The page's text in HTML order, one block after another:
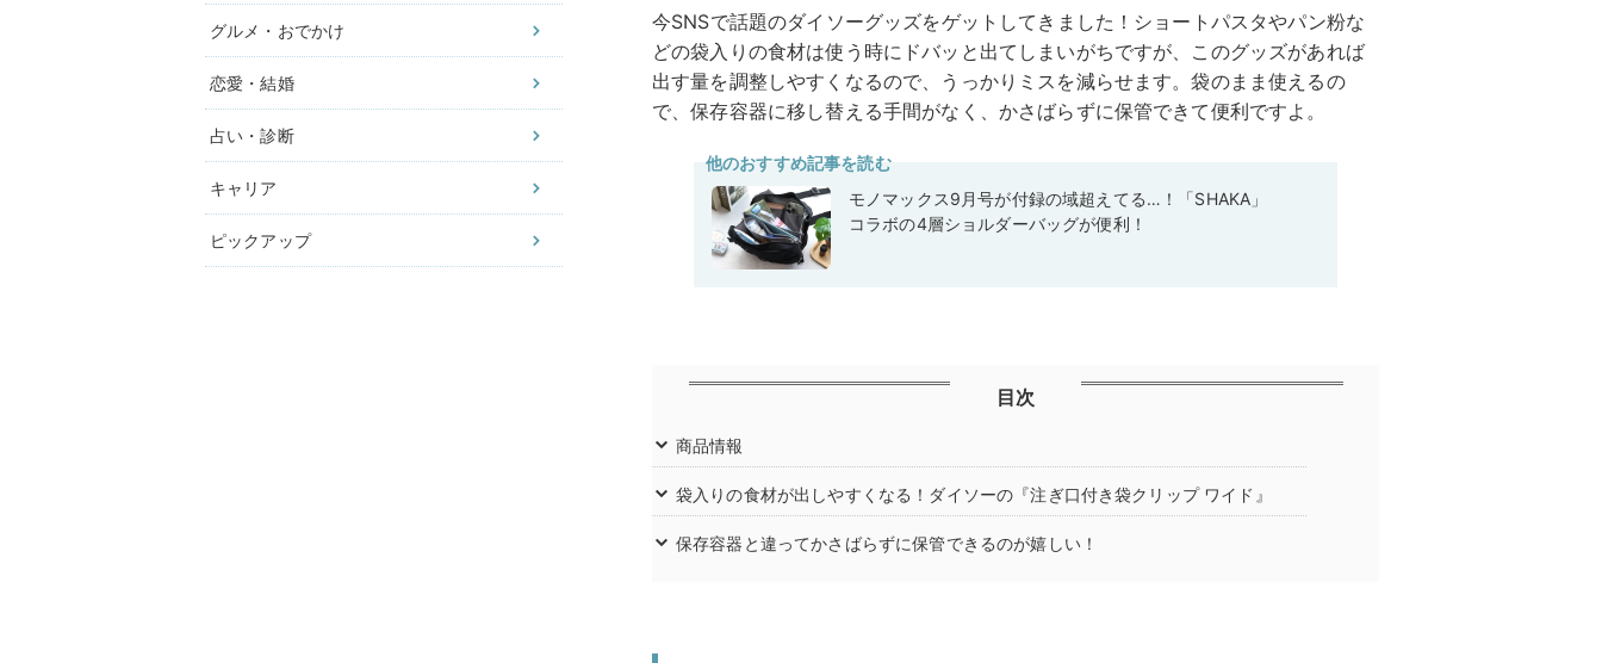
グルメ・おでかけ
恋愛・結婚
占い・診断
キャリア
ピックアップ
今SNSで話題のダイソーグッズをゲットしてきました！ショートパスタやパン粉な
どの袋入りの食材は使う時にドバッと出てしまいがちですが、このグッズがあれば
出す量を調整しやすくなるので、うっかりミスを減らせます。袋のまま使えるの
で、保存容器に移し替える手間がなく、かさばらずに保管できて便利ですよ。
他のおすすめ記事を読む
モノマックス9月号が付録の域超えてる…！「SHAKA」
コラボの4層ショルダーバッグが便利！
目次
商品情報
袋入りの食材が出しやすくなる！ダイソーの『注ぎ口付き袋クリップ ワイド』
保存容器と違ってかさばらずに保管できるのが嬉しい！